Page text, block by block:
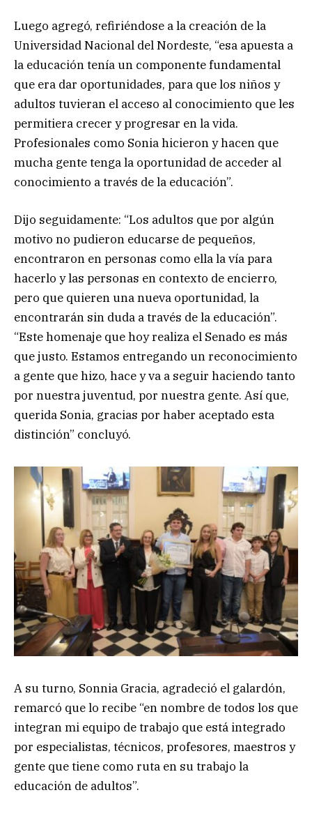
Luego agregó, refiriéndose a la creación de la
Universidad Nacional del Nordeste, “esa apuesta a
la educación tenía un componente fundamental
que era dar oportunidades, para que los niños y
adultos tuvieran el acceso al conocimiento que les
permitiera crecer y progresar en la vida.
Profesionales como Sonia hicieron y hacen que
mucha gente tenga la oportunidad de acceder al
conocimiento a través de la educación”.
Dijo seguidamente: “Los adultos que por algún
motivo no pudieron educarse de pequeños,
encontraron en personas como ella la vía para
hacerlo y las personas en contexto de encierro,
pero que quieren una nueva oportunidad, la
encontrarán sin duda a través de la educación”.
“Este homenaje que hoy realiza el Senado es más
que justo. Estamos entregando un reconocimiento
a gente que hizo, hace y va a seguir haciendo tanto
por nuestra juventud, por nuestra gente. Así que,
querida Sonia, gracias por haber aceptado esta
distinción” concluyó.
A su turno, Sonnia Gracia, agradeció el galardón,
remarcó que lo recibe “en nombre de todos los que
integran mi equipo de trabajo que está integrado
por especialistas, técnicos, profesores, maestros y
gente que tiene como ruta en su trabajo la
educación de adultos”.